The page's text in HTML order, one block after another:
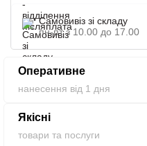
Самовивіз зі складу
пн-пт з 10.00 до 17.00
Оперативне
нанесення від 1 дня
Якісні
товари та послуги